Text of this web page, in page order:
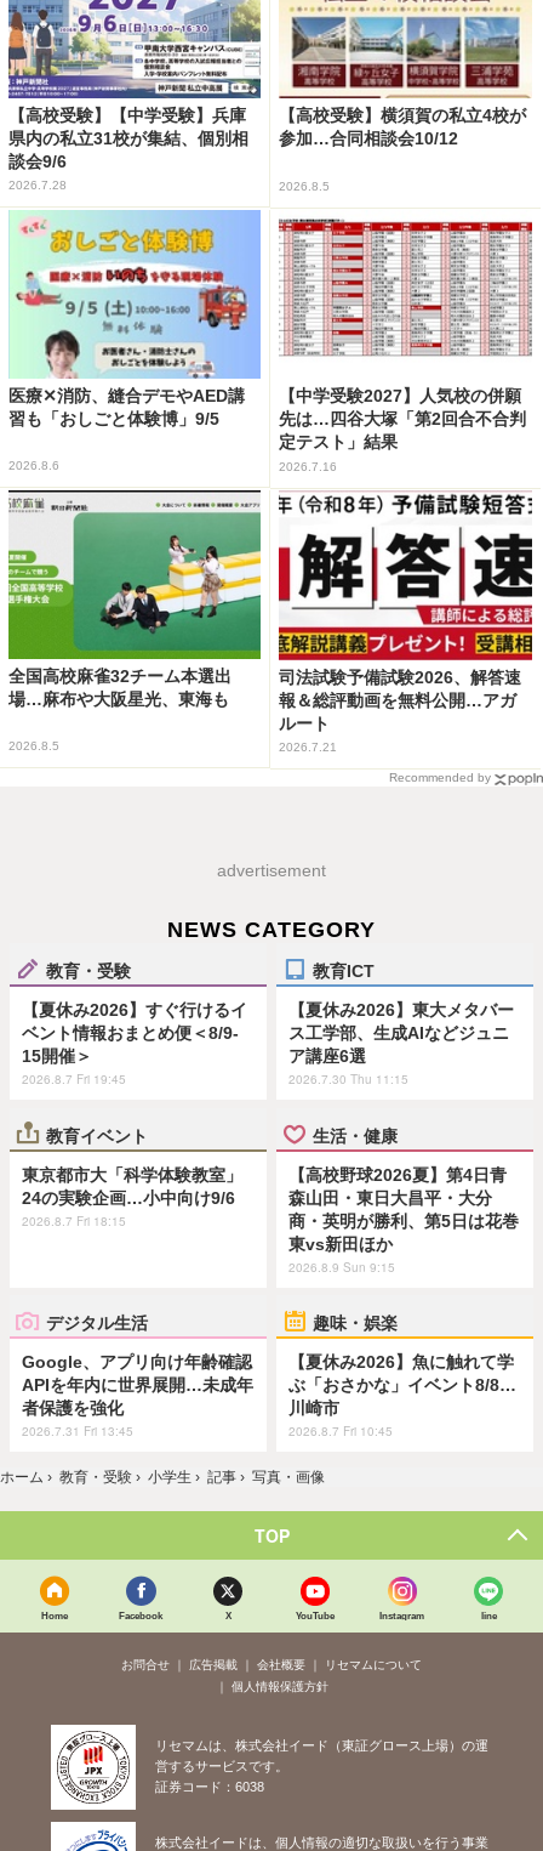
【高校受験】【中学受験】兵庫
県内の私立31校が集結、個別相
談会9/6
2026.7.28
【高校受験】横須賀の私立4校が
参加…合同相談会10/12
2026.8.5
医療✕消防、縫合デモやAED講
習も「おしごと体験博」9/5
2026.8.6
【中学受験2027】人気校の併願
先は…四谷大塚「第2回合不合判
定テスト」結果
2026.7.16
全国高校麻雀32チーム本選出
場…麻布や大阪星光、東海も
2026.8.5
司法試験予備試験2026、解答速
報＆総評動画を無料公開…アガ
ルート
2026.7.21
Recommended by
advertisement
NEWS CATEGORY
教育・受験
【夏休み2026】すぐ行けるイ
ベント情報おまとめ便＜8/9-
15開催＞
2026.8.7 Fri 19:45
教育ICT
【夏休み2026】東大メタバー
ス工学部、生成AIなどジュニ
ア講座6選
2026.7.30 Thu 11:15
教育イベント
東京都市大「科学体験教室」
24の実験企画…小中向け9/6
2026.8.7 Fri 18:15
生活・健康
【高校野球2026夏】第4日青
森山田・東日大昌平・大分
商・英明が勝利、第5日は花巻
東vs新田ほか
2026.8.9 Sun 9:15
デジタル生活
Google、アプリ向け年齢確認
APIを年内に世界展開…未成年
者保護を強化
2026.7.31 Fri 13:45
趣味・娯楽
【夏休み2026】魚に触れて学
ぶ「おさかな」イベント8/8…
川崎市
2026.8.7 Fri 10:45
ホーム › 教育・受験 › 小学生 › 記事 › 写真・画像
TOP
Home Facebook X YouTube Instagram line
お問合せ 広告掲載 会社概要
リセマムについて
個人情報保護方針
リセマムは、株式会社イード（東証グロース上場）の運
営するサービスです。
証券コード：6038
株式会社イードは、個人情報の適切な取扱いを行う事業